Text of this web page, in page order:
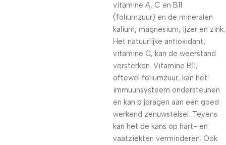
vitamine A, C en B11
(foliumzuur) en de mineralen
kalium, magnesium, ijzer en zink.
Het natuurlijke antioxidant,
vitamine C, kan de weerstand
versterken. Vitamine B11,
oftewel foliumzuur, kan het
immuunsysteem ondersteunen
en kan bijdragen aan een goed
werkend zenuwstelsel. Tevens
kan het de kans op hart- en
vaatziekten verminderen. Ook